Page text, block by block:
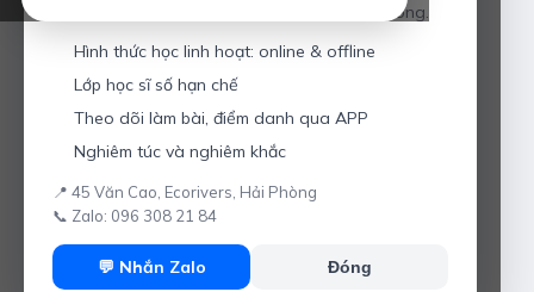
Giáo viên hơn 10 năm kinh nghiệm tại Hải Phòng.
Hình thức học linh hoạt: online & offline
Lớp học sĩ số hạn chế
Theo dõi làm bài, điểm danh qua APP
Nghiêm túc và nghiêm khắc
📍 45 Văn Cao, Ecorivers, Hải Phòng
📞 Zalo: 096 308 21 84
💬 Nhắn Zalo Đóng